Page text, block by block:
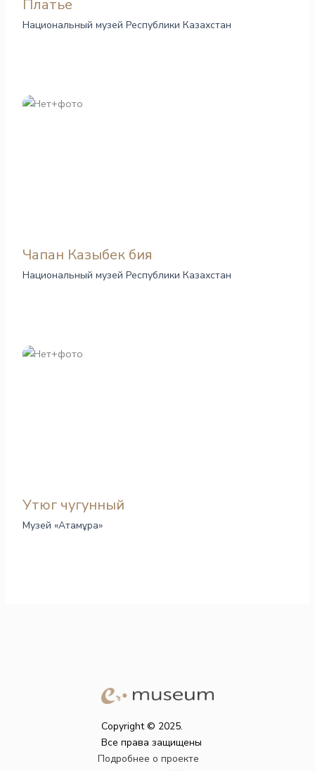
Платье
Национальный музей Республики Казахстан
Чапан Казыбек бия
Национальный музей Республики Казахстан
Утюг чугунный
Музей «Атамұра»
Copyright © 2025.
Все права защищены
Подробнее о проекте